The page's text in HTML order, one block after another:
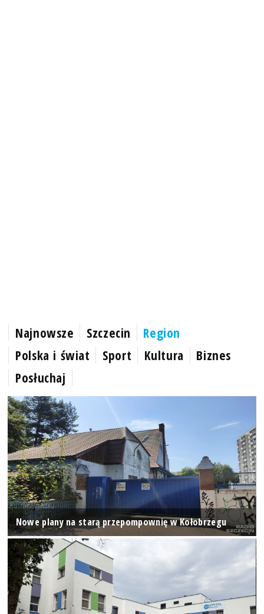
Najnowsze Szczecin
Region
Polska i świat
Sport Kultura
Biznes
Posłuchaj
Nowe plany na starą przepompownię w Kołobrzegu